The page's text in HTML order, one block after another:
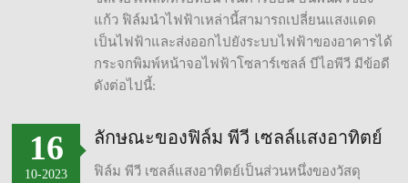
แก้ว ฟิล์มนำไฟฟ้าเหล่านี้สามารถเปลี่ยนแสงแดด
เป็นไฟฟ้าและส่งออกไปยังระบบไฟฟ้าของอาคารได้
กระจกพิมพ์หน้าจอไฟฟ้าโซลาร์เซลล์ บีไอพีวี มีข้อดี
ดังต่อไปนี้:
ลักษณะของฟิล์ม พีวี เซลล์แสงอาทิตย์
ฟิล์ม พีวี เซลล์แสงอาทิตย์เป็นส่วนหนึ่งของวัสดุ
16
10-2023